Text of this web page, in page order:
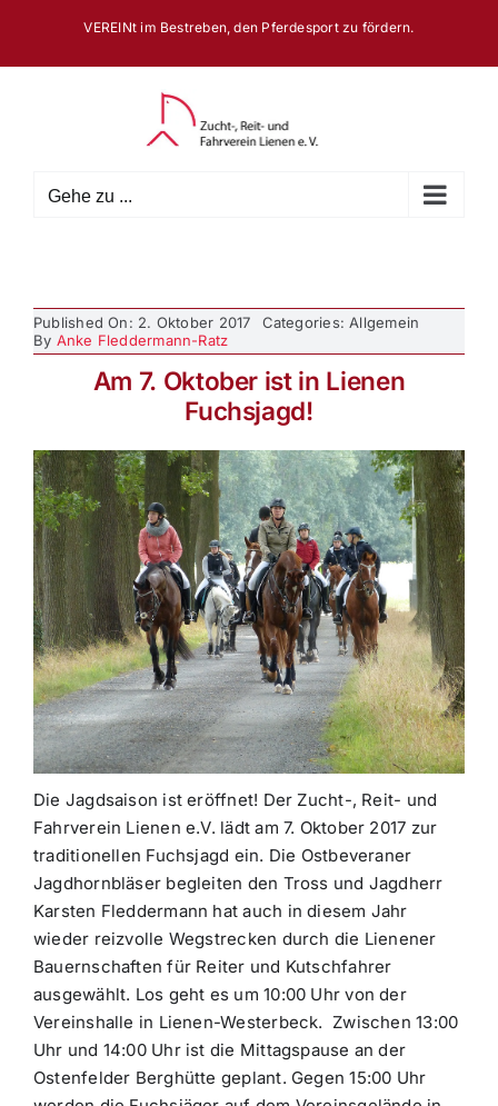
springen
VEREINt im Bestreben, den Pferdesport zu fördern.
Gehe zu ...
Published On: 2. Oktober 2017
Categories: Allgemein
By Anke Fleddermann-Ratz
Am 7. Oktober ist in Lienen
Fuchsjagd!
Die Jagdsaison ist eröffnet! Der Zucht-, Reit- und
Fahrverein Lienen e.V. lädt am 7. Oktober 2017 zur
traditionellen Fuchsjagd ein. Die Ostbeveraner
Jagdhornbläser begleiten den Tross und Jagdherr
Karsten Fleddermann hat auch in diesem Jahr
wieder reizvolle Wegstrecken durch die Lienener
Bauernschaften für Reiter und Kutschfahrer
ausgewählt. Los geht es um 10:00 Uhr von der
Vereinshalle in Lienen-Westerbeck. Zwischen 13:00
Uhr und 14:00 Uhr ist die Mittagspause an der
Ostenfelder Berghütte geplant. Gegen 15:00 Uhr